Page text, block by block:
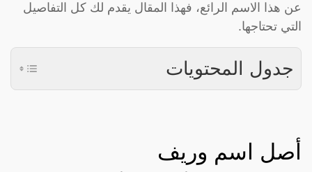
عن هذا الاسم الرائع، فهذا المقال يقدم لك كل التفاصيل
التي تحتاجها.
جدول المحتويات
أصل اسم وريف